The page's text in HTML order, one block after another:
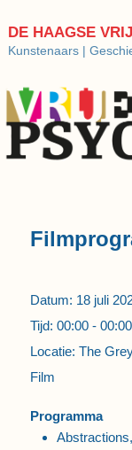
naar
de
DE HAAGSE VRIJ
Kunstenaars |
Datum: 18 juli
Tijd: 00:00 - 00:00
Locatie: The
Film
Programma